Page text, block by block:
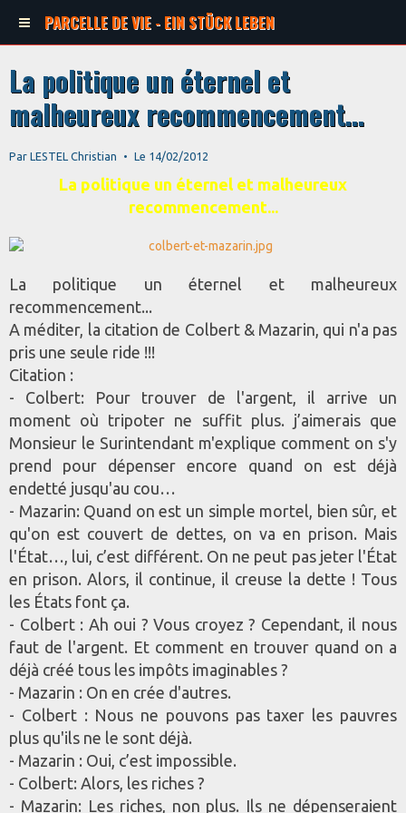
PARCELLE DE VIE - EIN STÜCK LEBEN
La politique un éternel et
malheureux recommencement...
Par LESTEL Christian Le 14/02/2012
La politique un éternel et malheureux
recommencement...
La politique un éternel et malheureux
recommencement...
A méditer, la citation de Colbert & Mazarin, qui n'a pas
pris une seule ride !!!
Citation :
- Colbert: Pour trouver de l'argent, il arrive un
moment où tripoter ne suffit plus. j’aimerais que
Monsieur le Surintendant m'explique comment on s'y
prend pour dépenser encore quand on est déjà
endetté jusqu'au cou…
- Mazarin: Quand on est un simple mortel, bien sûr, et
qu'on est couvert de dettes, on va en prison. Mais
l'État…, lui, c’est différent. On ne peut pas jeter l'État
en prison. Alors, il continue, il creuse la dette ! Tous
les États font ça.
- Colbert : Ah oui ? Vous croyez ? Cependant, il nous
faut de l'argent. Et comment en trouver quand on a
déjà créé tous les impôts imaginables ?
- Mazarin : On en crée d'autres.
- Colbert : Nous ne pouvons pas taxer les pauvres
plus qu'ils ne le sont déjà.
- Mazarin : Oui, c’est impossible.
- Colbert: Alors, les riches ?
- Mazarin: Les riches, non plus. Ils ne dépenseraient